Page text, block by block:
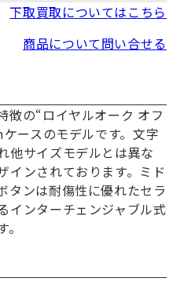
下取買取についてはこちら
商品について問い合せる
徴の“ロイヤルオーク オフ
ースのモデルです。文字
他サイズモデルとは異な
インされております。ミド
タンは耐傷性に優れたセラ
インターチェンジャブル式